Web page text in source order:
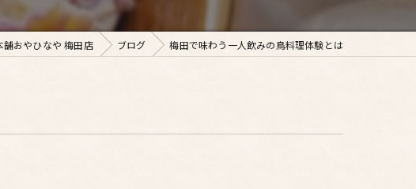
おやひなや 梅田店 ブログ 梅田で味わう一人飲みの鳥料理体験とは